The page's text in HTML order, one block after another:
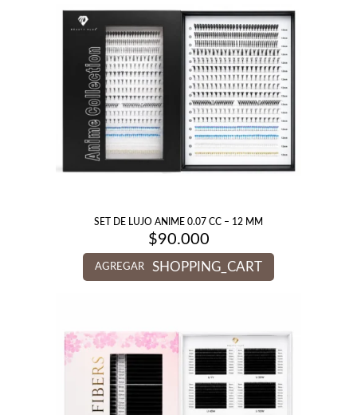
SET DE LUJO ANIME 0.07 CC – 12 MM
$90.000
AGREGAR SHOPPING_CART